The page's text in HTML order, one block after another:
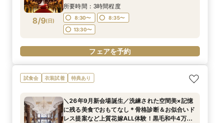
8/9(日)
お似合いドレス提案も！Amazon1万&前撮り付
BIGフェア
所要時間：3時間程度
8:30〜
8:35〜
13:30〜
フェアを予約
試食会 衣装試着 特典あり
＼26年9月新会場誕生／洗練された空間美×記憶
に残る美食でおもてなし＊骨格診断＆お似合いド
レス提案など上質花嫁ALL体験！黒毛和牛4万試